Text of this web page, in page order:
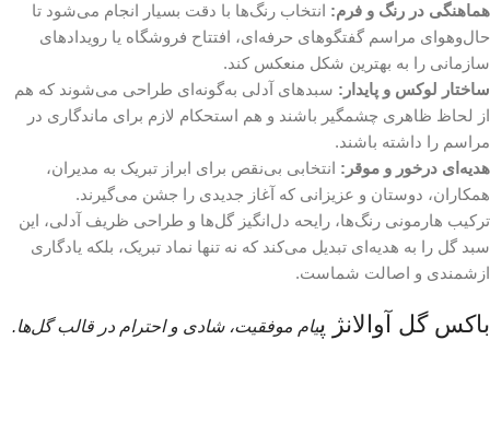
هماهنگی در رنگ و فرم: انتخاب رنگ‌ها با دقت بسیار انجام می‌شود تا
حال‌و‌هوای مراسم گفتگوهای حرفه‌ای، افتتاح فروشگاه یا رویدادهای
سازمانی را به بهترین شکل منعکس کند.
ساختار لوکس و پایدار: سبدهای آدلی به‌گونه‌ای طراحی می‌شوند که هم
از لحاظ ظاهری چشمگیر باشند و هم استحکام لازم برای ماندگاری در
مراسم را داشته باشند.
هدیه‌ای درخور و موقر: انتخابی بی‌نقص برای ابراز تبریک به مدیران،
همکاران، دوستان و عزیزانی که آغاز جدیدی را جشن می‌گیرند.
ترکیب هارمونی رنگ‌ها، رایحه دل‌انگیز گل‌ها و طراحی ظریف آدلی، این
سبد گل را به هدیه‌ای تبدیل می‌کند که نه تنها نماد تبریک، بلکه یادگاری
ازشمندی و اصالت شماست.
باکس گل آوالانژ پیام موفقیت، شادی و احترام در قالب گل‌ها.